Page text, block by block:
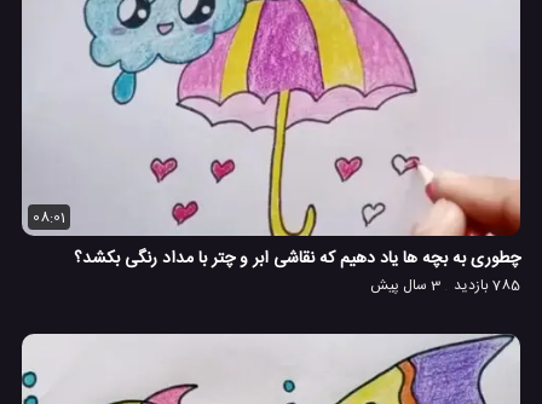
08:01
چطوری به بچه ها یاد دهیم که نقاشی ابر و چتر با مداد رنگی بکشد؟
785 بازدید 3 سال پیش